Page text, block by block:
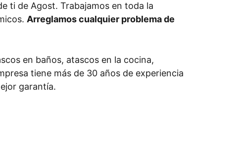
ti de Agost. Trabajamos en toda la
Arreglamos cualquier problema de
en baños, atascos en la cocina,
tiene más de 30 años de experiencia
garantía.